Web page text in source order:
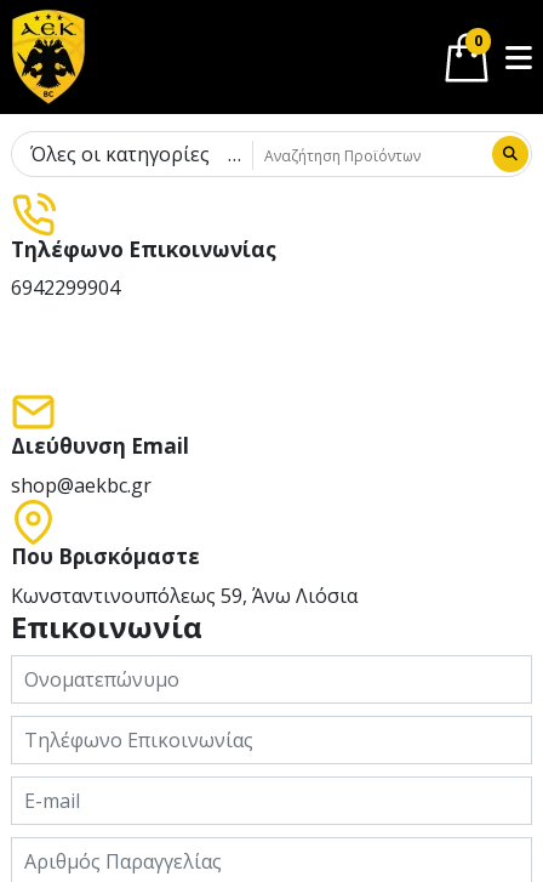
0
Όλες οι κατηγορίες
Τηλέφωνο Επικοινωνίας
6942299904
Διεύθυνση Email
shop@aekbc.gr
Που Βρισκόμαστε
Κωνσταντινουπόλεως 59, Άνω Λιόσια
Επικοινωνία